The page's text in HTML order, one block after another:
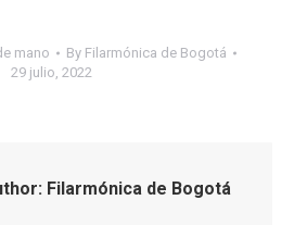
mano By Filarmónica de Bogotá
29 julio, 2022
Filarmónica de Bogotá